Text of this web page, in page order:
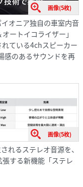
画像(5枚)
オニア独自の車室内音
ートイコライザー」
ている4chスピーカー
感のあるサウンドを再
画像(5枚)
れるステレオ音源を、
する新機能「ステレ